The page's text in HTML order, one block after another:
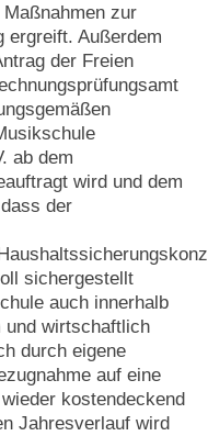
zur
ergreift. Außerdem
der Freien
ab dem
wird und dem
der
sichergestellt
auch innerhalb
und wirtschaftlich
durch eigene
auf eine
kostendeckend
Jahresverlauf wird